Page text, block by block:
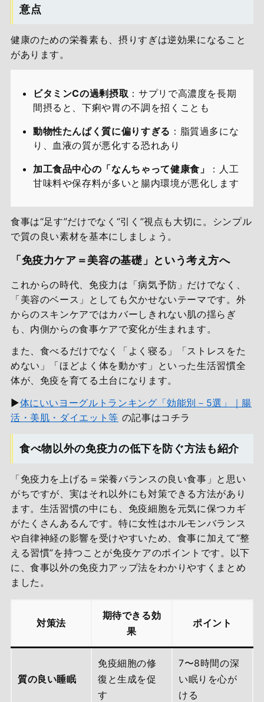
意点
健康のための栄養素も、摂りすぎは逆効果になること
があります。
ビタミンCの過剰摂取 ：サプリで高濃度を長期
間摂ると、下痢や胃の不調を招くことも
動物性たんぱく質に偏りすぎる ：脂質過多にな
り、血液の質が悪化する恐れあり
加工食品中心の「なんちゃって健康食」
：人工
甘味料や保存料が多いと腸内環境が悪化します
食事は“足す”だけでなく“引く”視点も大切に。シンプル
で質の良い素材を基本にしましょう。
「免疫力ケア＝美容の基礎」という考え方へ
これからの時代、免疫力は「病気予防」だけでなく、
「美容のベース」としても欠かせないテーマです。外
からのスキンケアではカバーしきれない肌の揺らぎ
も、内側からの食事ケアで変化が生まれます。
また、食べるだけでなく「よく寝る」「ストレスをた
めない」「ほどよく体を動かす」といった生活習慣全
体が、免疫を育てる土台になります。
▶体にいいヨーグルトランキング「効能別－5選」｜腸
活・美肌・ダイエット等 の記事はコチラ
食べ物以外の免疫力の低下を防ぐ方法も紹介
「免疫力を上げる＝栄養バランスの良い食事」と思い
がちですが、実はそれ以外にも対策できる方法があり
ます。生活習慣の中にも、免疫細胞を元気に保つカギ
がたくさんあるんです。特に女性はホルモンバランス
や自律神経の影響を受けやすいため、食事に加えて“整
える習慣”を持つことが免疫ケアのポイントです。以下
に、食事以外の免疫力アップ法をわかりやすくまとめ
ました。
対策法
期待できる効
果
ポイント
質の良い睡眠
免疫細胞の修
復と生成を促
す
7〜8時間の深
い眠りを心が
ける